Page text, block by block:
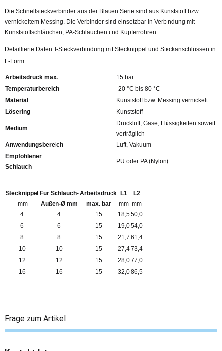
Die Schnellsteckverbinder aus der Blauen Serie sind aus Kunststoff bzw.
vernickeltem Messing. Die Verbinder sind einsetzbar in Verbindung mit
Kunststoffschläuchen, PA-Schläuchen und Kupferrohren.
Detaillierte Daten T-Steckverbindung mit Stecknippel und Steckanschlüssen in
L-Form
Arbeitsdruck max.
15 bar
Temperaturbereich
-20 °C bis 80 °C
Material
Kunststoff bzw. Messing vernickelt
Lösering
Kunststoff
Medium
Druckluft, Gase, Flüssigkeiten soweit
verträglich
Anwendungsbereich
Luft, Vakuum
Empfohlener
Schlauch
PU oder PA (Nylon)
Stecknippel
mm
Für Schlauch-
Außen-Ø mm
Arbeitsdruck
max. bar
L1
mm
L2
mm
4
4 15 18,550,0
6
6 15 19,054,0
8
8 15 21,7 61,4
10
10 15 27,473,4
12
12 15 28,077,0
16
16 15 32,086,5
Frage zum Artikel